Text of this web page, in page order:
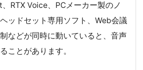
RTX Voice、PCメーカー製のノ
ッドセット専用ソフト、Web会議
などが同時に動いていると、音声
ことがあります。